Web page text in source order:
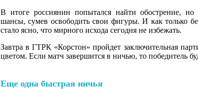
В итоге россиянин попытался найти обострение, но
шансы, сумев освободить свои фигуры. И как только
стало ясно, что мирного исхода сегодня не избежать.
Завтра в ГТРК «Корстон» пройдет заключительная
цветом. Если матч завершится в ничью, то победитель
Еще одна быстрая ничья